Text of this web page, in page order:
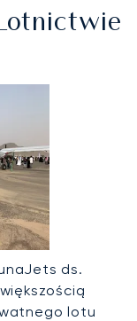
ds.
lotu